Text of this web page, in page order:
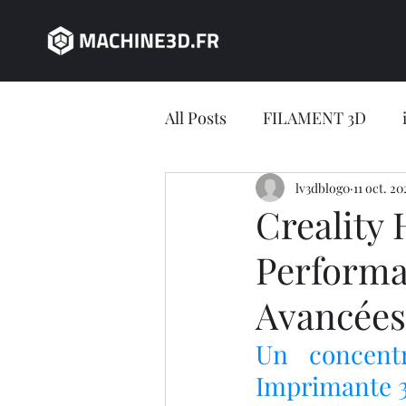
All Posts FILAMENT 3D
JEU CONCOURS
impression 3D en ligne
Jeu concours LV3D
Creality
lv3dblog0 11 oct.
Un
Imprimante